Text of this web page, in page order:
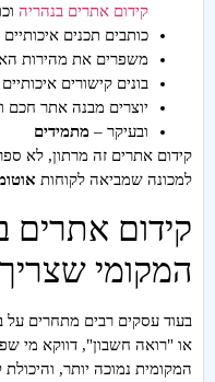
קידום אתרים בנהריה
כותבים תכנים
משפרים את מהירות
בונים קישורים איכותיים
יוצרים מבנה אתר חכם
ובעיקר – מתמידים
קידום אתרים זה מרתון, לא
למכונה שמביאה לקוחות
קידום אתרים
המקומי
בעוד עסקים רבים מתחרים על
או "רואה חשבון", דווקא מי
המקומית נמוכה יותר,